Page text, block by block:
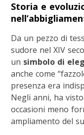
Storia e
Da un pezzo di
sudore nel XIV
un simbolo di
anche come
presenza era
Negli anni, ha
occasioni meno
ampliamento del